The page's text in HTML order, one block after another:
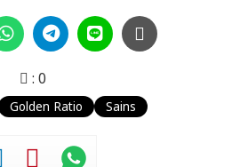
: 0
Golden Ratio Sains